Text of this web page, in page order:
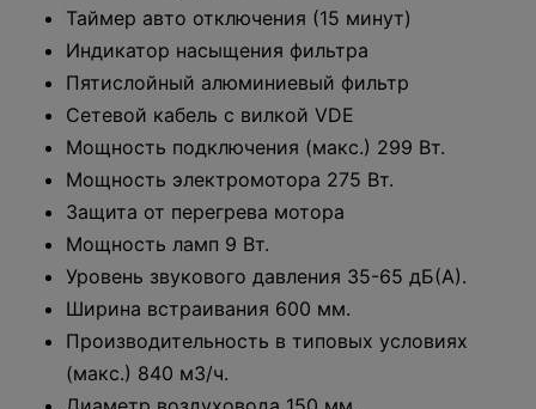
Таймер авто отключения (15 минут)
Индикатор насыщения фильтра
Пятислойный алюминиевый фильтр
Сетевой кабель с вилкой VDE
Мощность подключения (макс.) 299 Вт.
Мощность электромотора 275 Вт.
Защита от перегрева мотора
Мощность ламп 9 Вт.
Уровень звукового давления 35-65 дБ(А).
Ширина встраивания 600 мм.
Производительность в типовых условиях
(макс.) 840 мЗ/ч.